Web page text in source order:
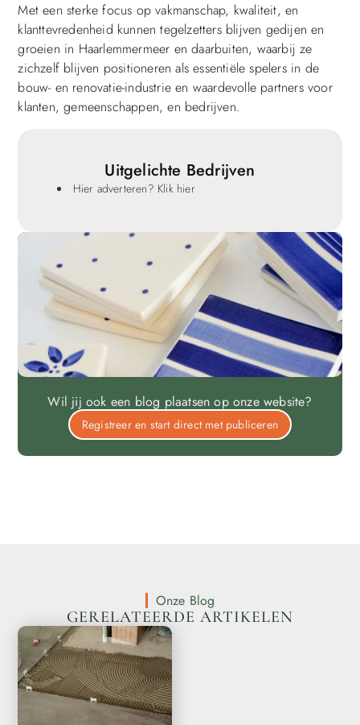
Met een sterke focus op vakmanschap, kwaliteit, en
klanttevredenheid kunnen tegelzetters blijven gedijen en
groeien in Haarlemmermeer en daarbuiten, waarbij ze
zichzelf blijven positioneren als essentiële spelers in de
bouw- en renovatie-industrie en waardevolle partners voor
klanten, gemeenschappen, en bedrijven.
Uitgelichte Bedrijven
Hier adverteren? Klik hier
Wil jij ook een blog plaatsen op onze website?
Registreer en start direct met publiceren
Onze Blog
GERELATEERDE ARTIKELEN